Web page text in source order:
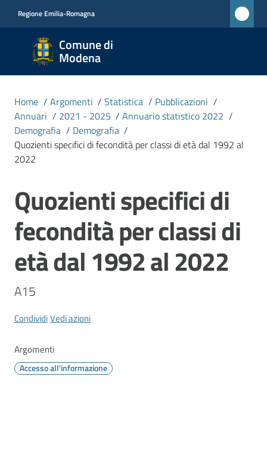
Regione Emilia-Romagna
Comune di
Modena
Comune
di
Modena
CIVICA
MONET
Novità
Servizi
Vivere
Modena
Argomenti
Menu selezionato
Home / Argomenti / Statistica / Pubblicazioni /
Annuari / 2021 - 2025 / Annuario statistico 2022 /
Demografia / Demografia /
Quozienti specifici di fecondità per classi di età dal 1992 al
2022
Salta al contenuto
Quozienti specifici di
fecondità per classi di
età dal 1992 al 2022
A15
CondividiVedi azioni
Argomenti
Accesso all'informazione